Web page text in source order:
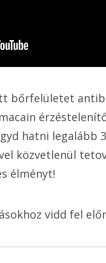
bőrfelületet
hatni legalább
közvetlenül
élményt!
vidd fel